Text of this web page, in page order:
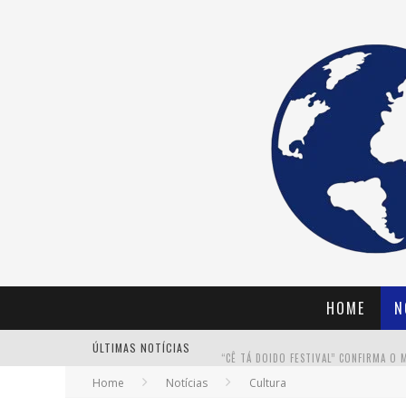
HOME
ÚLTIMAS NOTÍCIAS “CÊ TÁ DOIDO FESTIVAL” CONFIRMA O
Home Notícias Cultura